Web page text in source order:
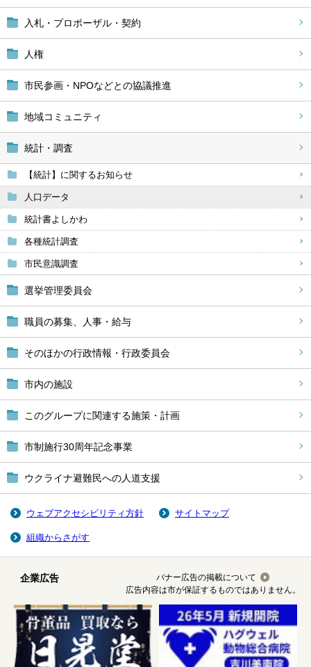
入札・プロポーザル・契約
人権
市民参画・NPOなどとの協議推進
地域コミュニティ
統計・調査
【統計】に関するお知らせ
人口データ
統計書よしかわ
各種統計調査
市民意識調査
選挙管理委員会
職員の募集、人事・給与
そのほかの行政情報・行政委員会
市内の施設
このグループに関連する施策・計画
市制施行30周年記念事業
ウクライナ避難民への人道支援
ウェブアクセシビリティ方針 サイトマップ
組織からさがす
企業広告
バナー広告の掲載について
広告内容は市が保証するものではありません。